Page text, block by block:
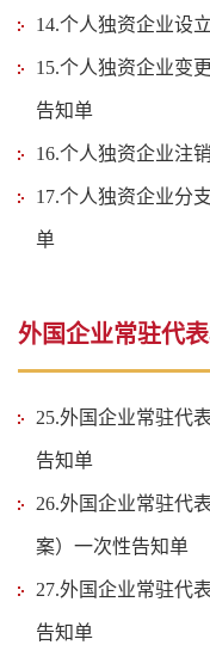
14.个人独资企业设
15.个人独资企业变
告知单
16.个人独资企业注
17.个人独资企业分
单
外国企业常驻代
25.外国企业常驻代
告知单
26.外国企业常驻代
案）一次性告知单
27.外国企业常驻代
告知单